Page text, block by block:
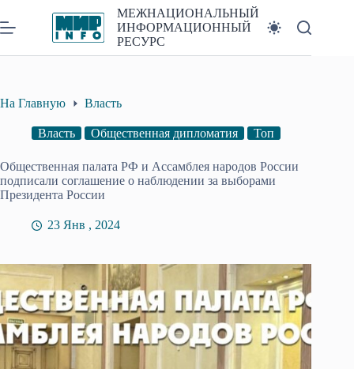
к
сути
МЕЖНАЦИОНАЛЬНЫЙ
ИНФОРМАЦИОННЫЙ
РЕСУРС
На Главную Власть
Власть Общественная дипломатия Топ
Общественная палата РФ и Ассамблея народов России
подписали соглашение о наблюдении за выборами
Президента России
23 Янв , 2024